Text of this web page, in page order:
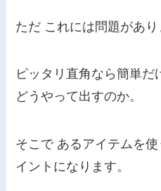
ただ これには問題があり
ピッタリ直角なら簡単だ
どうやって出すのか。
そこで あるアイテムを
イントになります。